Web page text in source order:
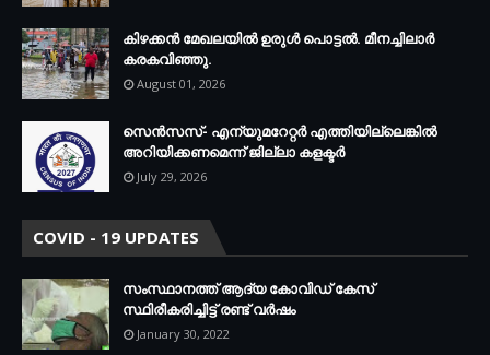
കിഴക്കന്‍ മേഖലയില്‍ ഉരുള്‍ പൊട്ടല്‍. മീനച്ചിലാര്‍
കരകവിഞ്ഞു.
August 01, 2026
സെന്‍സസ്- എന്യുമറേറ്റര്‍ എത്തിയില്ലെങ്കില്‍
അറിയിക്കണമെന്ന് ജില്ലാ കളക്ടര്‍
July 29, 2026
COVID - 19 UPDATES
സംസ്ഥാനത്ത് ആദ്യ കോവിഡ് കേസ്
സ്ഥിരീകരിച്ചിട്ട് രണ്ട് വര്‍ഷം
January 30, 2022